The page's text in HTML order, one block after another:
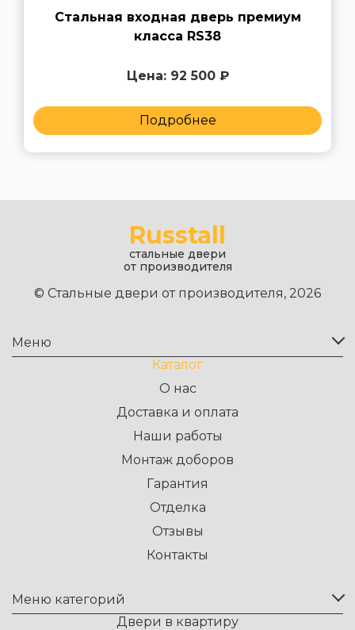
Стальная входная дверь премиум
класса RS38
Цена: 92 500 ₽
Подробнее
Russtall
стальные двери
от производителя
© Стальные двери от производителя, 2026
Меню
Каталог
О нас
Доставка и оплата
Наши работы
Монтаж доборов
Гарантия
Отделка
Отзывы
Контакты
Меню категорий
Двери в квартиру